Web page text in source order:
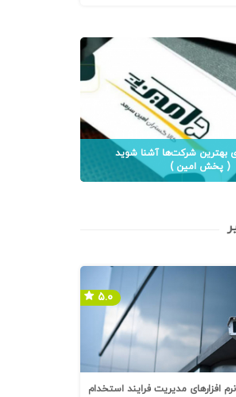
بهترین شرکت‌ها آشنا شوید
( پخش امین )
نرم افزارهای مدیریت فرایند استخدام
۵.۰